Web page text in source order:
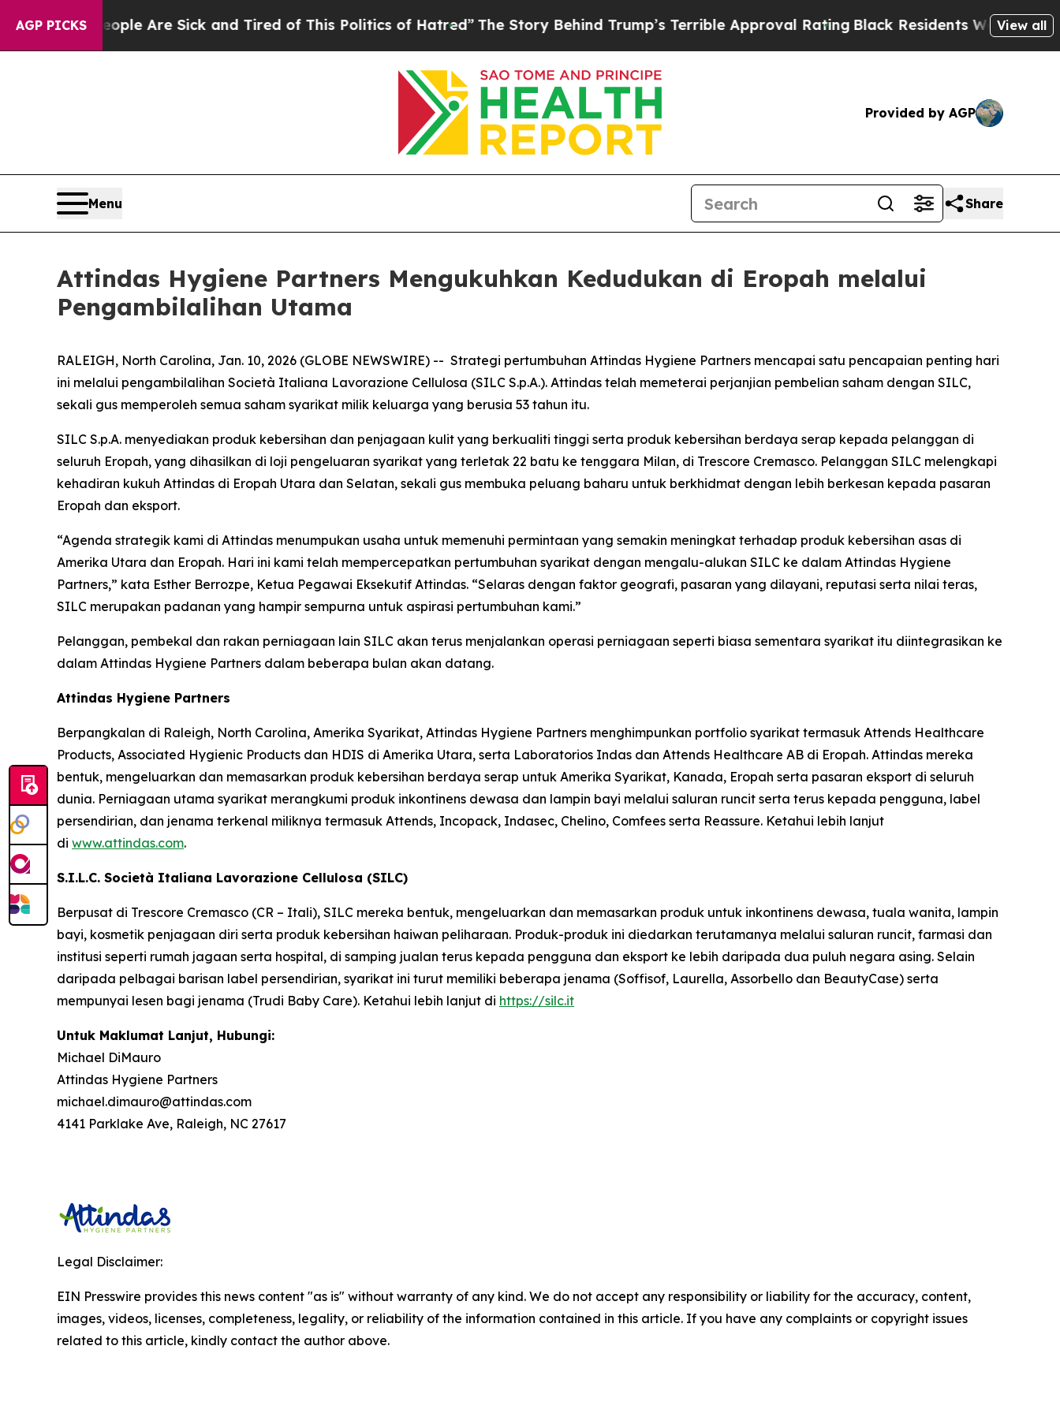
AGP PICKS
“People Are Sick and Tired of This Politics of Hatred”The Story Behind Trump’s Terrible Approval Rating Black Residents Warned ofView all
Provided by AGP
Menu Share
Attindas Hygiene Partners Mengukuhkan Kedudukan di Eropah melalui
Pengambilalihan Utama
RALEIGH, North Carolina, Jan. 10, 2026 (GLOBE NEWSWIRE) -- Strategi pertumbuhan Attindas Hygiene Partners mencapai satu pencapaian penting hari
ini melalui pengambilalihan Società Italiana Lavorazione Cellulosa (SILC S.p.A.). Attindas telah memeterai perjanjian pembelian saham dengan SILC,
sekali gus memperoleh semua saham syarikat milik keluarga yang berusia 53 tahun itu.
SILC S.p.A. menyediakan produk kebersihan dan penjagaan kulit yang berkualiti tinggi serta produk kebersihan berdaya serap kepada pelanggan di
seluruh Eropah, yang dihasilkan di loji pengeluaran syarikat yang terletak 22 batu ke tenggara Milan, di Trescore Cremasco. Pelanggan SILC melengkapi
kehadiran kukuh Attindas di Eropah Utara dan Selatan, sekali gus membuka peluang baharu untuk berkhidmat dengan lebih berkesan kepada pasaran
Eropah dan eksport.
“Agenda strategik kami di Attindas menumpukan usaha untuk memenuhi permintaan yang semakin meningkat terhadap produk kebersihan asas di
Amerika Utara dan Eropah. Hari ini kami telah mempercepatkan pertumbuhan syarikat dengan mengalu-alukan SILC ke dalam Attindas Hygiene
Partners,” kata Esther Berrozpe, Ketua Pegawai Eksekutif Attindas. “Selaras dengan faktor geografi, pasaran yang dilayani, reputasi serta nilai teras,
SILC merupakan padanan yang hampir sempurna untuk aspirasi pertumbuhan kami.”
Pelanggan, pembekal dan rakan perniagaan lain SILC akan terus menjalankan operasi perniagaan seperti biasa sementara syarikat itu diintegrasikan ke
dalam Attindas Hygiene Partners dalam beberapa bulan akan datang.
Attindas Hygiene Partners
Berpangkalan di Raleigh, North Carolina, Amerika Syarikat, Attindas Hygiene Partners menghimpunkan portfolio syarikat termasuk Attends Healthcare
Products, Associated Hygienic Products dan HDIS di Amerika Utara, serta Laboratorios Indas dan Attends Healthcare AB di Eropah. Attindas mereka
bentuk, mengeluarkan dan memasarkan produk kebersihan berdaya serap untuk Amerika Syarikat, Kanada, Eropah serta pasaran eksport di seluruh
dunia. Perniagaan utama syarikat merangkumi produk inkontinens dewasa dan lampin bayi melalui saluran runcit serta terus kepada pengguna, label
persendirian, dan jenama terkenal miliknya termasuk Attends, Incopack, Indasec, Chelino, Comfees serta Reassure. Ketahui lebih lanjut
di www.attindas.com.
S.I.L.C. Società Italiana Lavorazione Cellulosa (SILC)
Berpusat di Trescore Cremasco (CR – Itali), SILC mereka bentuk, mengeluarkan dan memasarkan produk untuk inkontinens dewasa, tuala wanita, lampin
bayi, kosmetik penjagaan diri serta produk kebersihan haiwan peliharaan. Produk-produk ini diedarkan terutamanya melalui saluran runcit, farmasi dan
institusi seperti rumah jagaan serta hospital, di samping jualan terus kepada pengguna dan eksport ke lebih daripada dua puluh negara asing. Selain
daripada pelbagai barisan label persendirian, syarikat ini turut memiliki beberapa jenama (Soffisof, Laurella, Assorbello dan BeautyCase) serta
mempunyai lesen bagi jenama (Trudi Baby Care). Ketahui lebih lanjut di https://silc.it
Untuk Maklumat Lanjut, Hubungi:
Michael DiMauro
Attindas Hygiene Partners
michael.dimauro@attindas.com
4141 Parklake Ave, Raleigh, NC 27617
Legal Disclaimer:
EIN Presswire provides this news content "as is" without warranty of any kind. We do not accept any responsibility or liability for the accuracy, content,
images, videos, licenses, completeness, legality, or reliability of the information contained in this article. If you have any complaints or copyright issues
related to this article, kindly contact the author above.